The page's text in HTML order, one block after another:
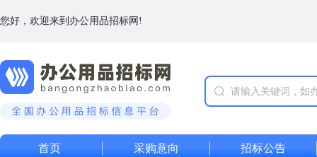
您好，欢迎来到办公用品招标网!
首页 采购意向 招标公告